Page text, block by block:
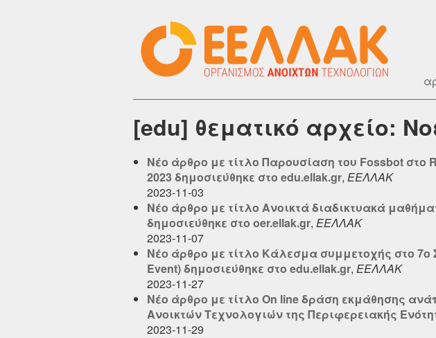
[edu] θεματικό αρχείο:
Νέο άρθρο με τίτλο Παρουσίαση του Fossbot στο
2023 δημοσιεύθηκε στο edu.ellak.gr, ΕΕΛΛΑΚ
2023-11-03
Νέο άρθρο με τίτλο Ανοικτά διαδικτυακά
δημοσιεύθηκε στο oer.ellak.gr, ΕΕΛΛΑΚ
2023-11-07
Νέο άρθρο με τίτλο Κάλεσμα συμμετοχής στο 7ο
Event) δημοσιεύθηκε στο edu.ellak.gr, ΕΕΛΛΑΚ
2023-11-27
Νέο άρθρο με τίτλο On line δράση εκμάθησης
Ανοικτών Τεχνολογιών της Περιφερειακής
2023-11-29